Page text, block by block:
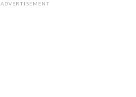
ADVERTISEMENT